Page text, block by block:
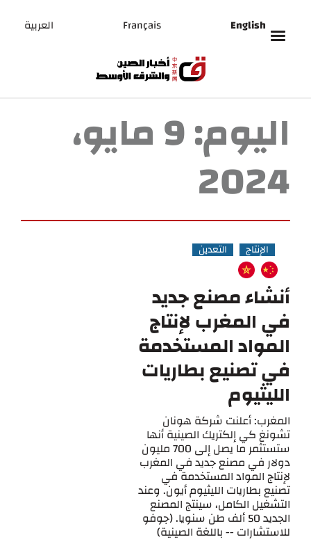
English
Français العربية
اليوم: 9 مايو،
2024
الإنتاج التعدين
أنشاء مصنع جديد
في المغرب لإنتاج
المواد المستخدمة
في تصنيع بطاريات
الليثيوم
المغرب: أعلنت شركة هونان
تشونغ كي إلكتريك الصينية أنها
ستستثمر ما يصل إلى 700 مليون
دولار في مصنع جديد في المغرب
لإنتاج المواد المستخدمة في
تصنيع بطاريات الليثيوم أيون. وعند
التشغيل الكامل، سينتج المصنع
الجديد 50 ألف طن سنويا. (جوفو
للاستشارات -- باللغة الصينية)